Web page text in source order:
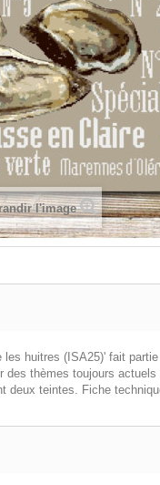
l'image
les huitres (ISA25)' fait
thèmes toujours
deux teintes. Fiche